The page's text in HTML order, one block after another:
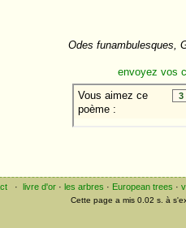
Odes funambulesques,
envoyez vos
· livre d'or · les arbres · European trees ·
Cette page a mis 0.02 s. à